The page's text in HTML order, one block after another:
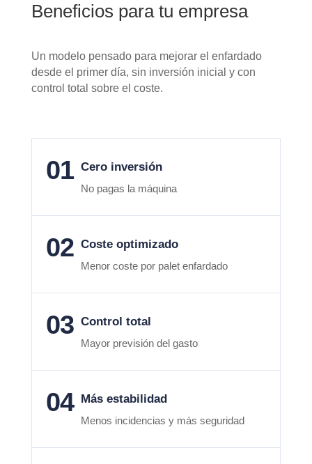
Beneficios para tu empresa
Un modelo pensado para mejorar el enfardado
desde el primer día, sin inversión inicial y con
control total sobre el coste.
01 Cero inversión
No pagas la máquina
02 Coste optimizado
Menor coste por palet enfardado
03 Control total
Mayor previsión del gasto
04 Más estabilidad
Menos incidencias y más seguridad